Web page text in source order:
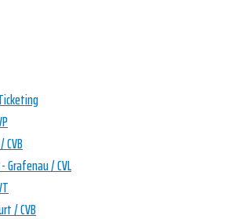
Grafenau / CVL
/ CVB